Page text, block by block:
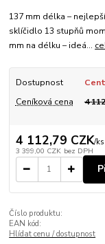
137 mm délka –
sklíčidlo 13 stupňů
mm na délku – ideá...
Dostupnost
Ceníková cena
4
4 112,79 CZK/ks
3 399,00 CZK bez DPH
Číslo produktu:
EAN kód:
Hlídat cenu / dostupnost